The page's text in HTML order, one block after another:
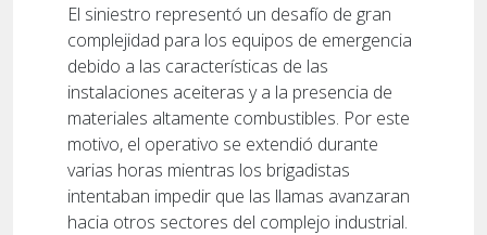
El siniestro representó un desafío de gran
complejidad para los equipos de emergencia
debido a las características de las
instalaciones aceiteras y a la presencia de
materiales altamente combustibles. Por este
motivo, el operativo se extendió durante
varias horas mientras los brigadistas
intentaban impedir que las llamas avanzaran
hacia otros sectores del complejo industrial.